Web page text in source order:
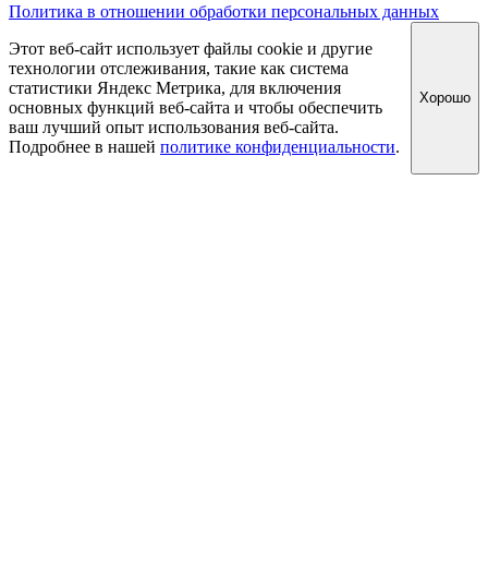
Политика в отношении обработки персональных данных
Этот веб-сайт использует файлы cookie и другие
технологии отслеживания, такие как система
статистики Яндекс Метрика, для включения
основных функций веб-сайта и чтобы обеспечить
ваш лучший опыт использования веб-сайта.
Подробнее в нашей политике конфиденциальности.
Хорошо